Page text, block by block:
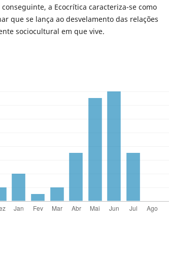
a Ecocrítica caracteriza-se como
que se lança ao desvelamento das relações
sociocultural em que vive.